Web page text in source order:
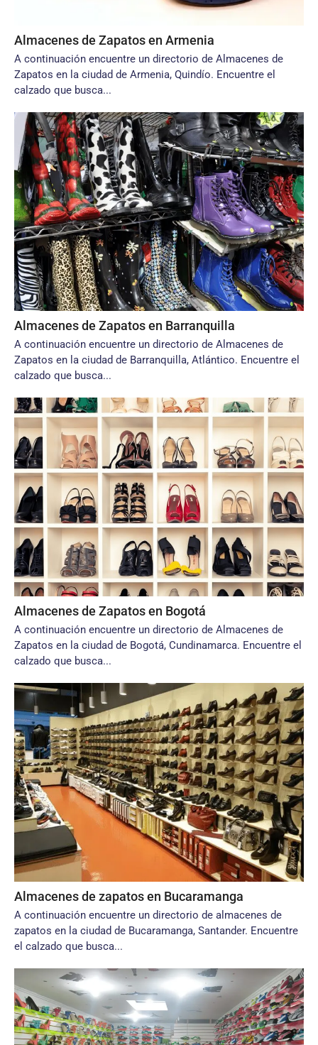
Almacenes de Zapatos en Armenia
A continuación encuentre un directorio de Almacenes de
Zapatos en la ciudad de Armenia, Quindío. Encuentre el
calzado que busca...
Almacenes de Zapatos en Barranquilla
A continuación encuentre un directorio de Almacenes de
Zapatos en la ciudad de Barranquilla, Atlántico. Encuentre el
calzado que busca...
Almacenes de Zapatos en Bogotá
A continuación encuentre un directorio de Almacenes de
Zapatos en la ciudad de Bogotá, Cundinamarca. Encuentre el
calzado que busca...
Almacenes de zapatos en Bucaramanga
A continuación encuentre un directorio de almacenes de
zapatos en la ciudad de Bucaramanga, Santander. Encuentre
el calzado que busca...